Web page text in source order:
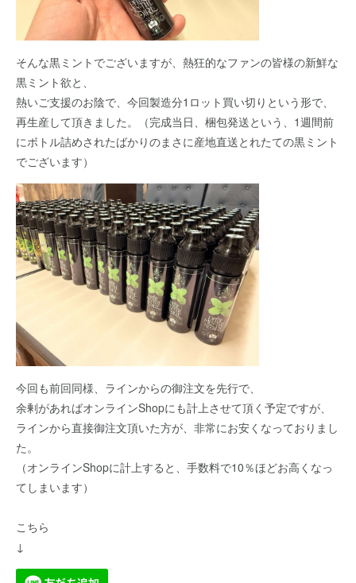
そんな黒ミントでございますが、熱狂的なファンの皆様の新鮮な
黒ミント欲と、
熱いご支援のお陰で、今回製造分1ロット買い切りという形で、
再生産して頂きました。（完成当日、梱包発送という、1週間前
にボトル詰めされたばかりのまさに産地直送とれたての黒ミント
でございます）
今回も前回同様、ラインからの御注文を先行で、
余剰があればオンラインShopにも計上させて頂く予定ですが、
ラインから直接御注文頂いた方が、非常にお安くなっておりまし
た。
（オンラインShopに計上すると、手数料で10％ほどお高くなっ
てしまいます）
こちら
↓